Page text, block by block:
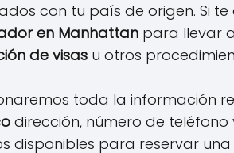
con tu país de origen. Si
en Manhattan para llevar
de visas u otros
toda la información
dirección, número de
disponibles para reservar una